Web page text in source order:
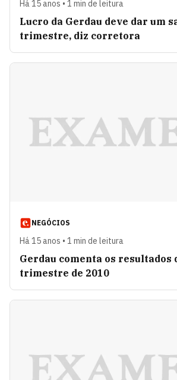
Há 15 anos • 1 min de leitura
Lucro da Gerdau deve dar um
trimestre, diz corretora
NEGÓCIOS
Há 15 anos • 1 min de leitura
Gerdau comenta os resultados
trimestre de 2010